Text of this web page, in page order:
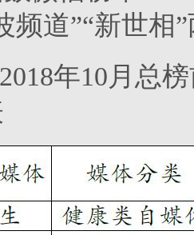
频道”“新世
年10月总